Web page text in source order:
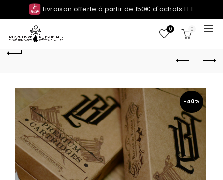
Livraison offerte à partir de 150€ d'achats H.T
0 0
-40%